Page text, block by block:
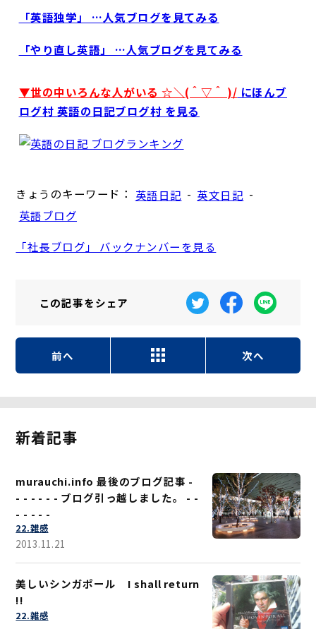
「英語独学」 …人気ブログを見てみる
「やり直し英語」 …人気ブログを見てみる
▼世の中いろんな人がいる ☆＼(＾▽＾ )/ にほんブ
ログ村 英語の日記ブログ村 を見る
きょうのキーワード： 英語日記 - 英文日記 -
英語ブログ
「社長ブログ」 バックナンバーを見る
この記事をシェア
前へ 次へ
新着記事
murauchi.info 最後のブログ記事 -
- - - - - - ブログ引っ越しました。 - -
- - - - -
22.雑感
2013.11.21
美しいシンガポール I shall return
!!
22.雑感